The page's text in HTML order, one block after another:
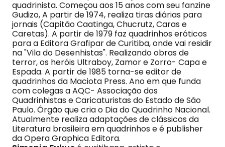
quadrinista. Começou aos 15 anos com seu fanzine
Gudizo, A partir de 1974, realiza tiras diárias para
jornais (Capitão Caatinga, Chucrutz, Caras e
Caretas). A partir de 1979 faz quadrinhos eróticos
para a Editora Grafipar de Curitiba, onde vai residir
na "Vila do Desenhistas". Realizando obras de
terror, os heróis Ultraboy, Zamor e Zorro- Capa e
Espada. A partir de 1985 torna-se editor de
quadrinhos da Maciota Press. Ano em que funda
com colegas a AQC- Associação dos
Quadrinhistas e Caricaturistas do Estado de São
Paulo. Órgão que cria o Dia do Quadrinho Nacional.
Atualmente realiza adaptações de clássicos da
Literatura brasileira em quadrinhos e é publisher
da Opera Graphica Editora.